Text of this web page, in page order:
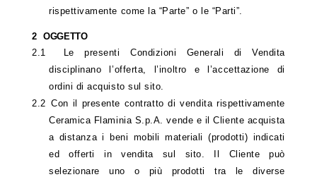
rispettivamente come la “Parte” o le “Parti”.
2
OGGETTO
2.1
Le presenti Condizioni Generali di Vendita
disciplinano l’offerta, l’inoltro e l’accettazione di
ordini di acquisto sul sito.
2.2 Con il presente contratto di vendita rispettivamente
Ceramica Flaminia S.p.A. vende e il Cliente acquista
a distanza i beni mobili materiali (prodotti) indicati
ed offerti in vendita sul sito. Il Cliente può
selezionare uno o più prodotti tra le diverse